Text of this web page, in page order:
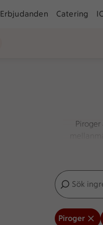
Erbjudanden Catering
Sök
Inga förslag
Piroger